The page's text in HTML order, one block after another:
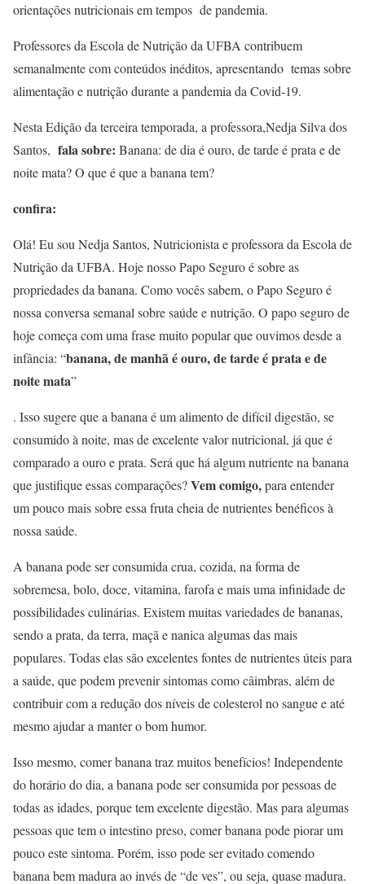
orientações nutricionais em tempos de pandemia.
Professores da Escola de Nutrição da UFBA contribuem
semanalmente com conteúdos inéditos, apresentando temas sobre
alimentação e nutrição durante a pandemia da Covid-19.
Nesta Edição da terceira temporada, a professora,Nedja Silva dos
Santos, fala sobre: Banana: de dia é ouro, de tarde é prata e de
noite mata? O que é que a banana tem?
confira:
Olá! Eu sou Nedja Santos, Nutricionista e professora da Escola de
Nutrição da UFBA. Hoje nosso Papo Seguro é sobre as
propriedades da banana. Como vocês sabem, o Papo Seguro é
nossa conversa semanal sobre saúde e nutrição. O papo seguro de
hoje começa com uma frase muito popular que ouvimos desde a
infância: “banana, de manhã é ouro, de tarde é prata e de
noite mata”
. Isso sugere que a banana é um alimento de difícil digestão, se
consumido à noite, mas de excelente valor nutricional, já que é
comparado a ouro e prata. Será que há algum nutriente na banana
que justifique essas comparações?Vem comigo,para entender
um pouco mais sobre essa fruta cheia de nutrientes benéficos à
nossa saúde.
A banana pode ser consumida crua, cozida, na forma de
sobremesa, bolo, doce, vitamina, farofa e mais uma infinidade de
possibilidades culinárias. Existem muitas variedades de bananas,
sendo a prata, da terra, maçã e nanica algumas das mais
populares. Todas elas são excelentes fontes de nutrientes úteis para
a saúde, que podem prevenir sintomas como câimbras, além de
contribuir com a redução dos níveis de colesterol no sangue e até
mesmo ajudar a manter o bom humor.
Isso mesmo, comer banana traz muitos benefícios! Independente
do horário do dia, a banana pode ser consumida por pessoas de
todas as idades, porque tem excelente digestão. Mas para algumas
pessoas que tem o intestino preso, comer banana pode piorar um
pouco este sintoma. Porém, isso pode ser evitado comendo
banana bem madura ao invés de “de ves”, ou seja, quase madura.